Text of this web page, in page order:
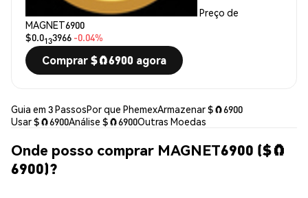
Preço de
MAGNET6900
$0.0133966 -0.04%
Comprar $🧲6900 agora
Guia em 3 PassosPor que PhemexArmazenar $🧲6900
Usar $🧲6900Análise $🧲6900Outras Moedas
Onde posso comprar MAGNET6900 ($🧲
6900)?